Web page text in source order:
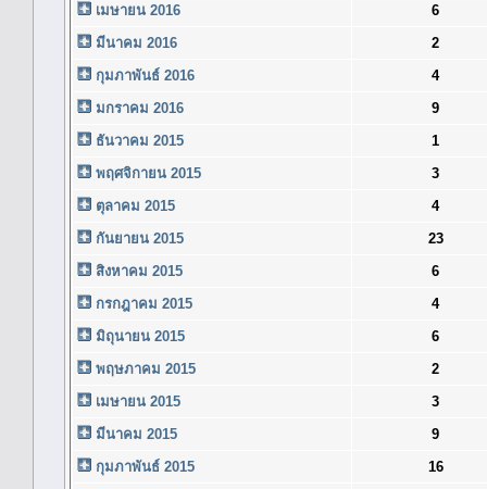
เมษายน 2016
6
มีนาคม 2016
2
กุมภาพันธ์ 2016
4
มกราคม 2016
9
ธันวาคม 2015
1
พฤศจิกายน 2015
3
ตุลาคม 2015
4
กันยายน 2015
23
สิงหาคม 2015
6
กรกฎาคม 2015
4
มิถุนายน 2015
6
พฤษภาคม 2015
2
เมษายน 2015
3
มีนาคม 2015
9
กุมภาพันธ์ 2015
16